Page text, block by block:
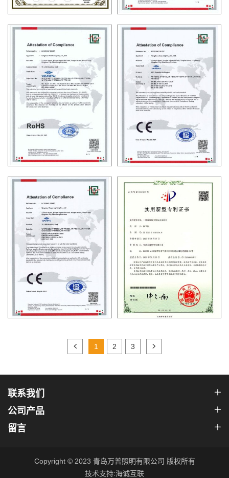
1 2 3
联系我们
公司产品
留言
Copyright © 2023 青岛万普照明有限公司 版权所有
技术支持:海诚互联